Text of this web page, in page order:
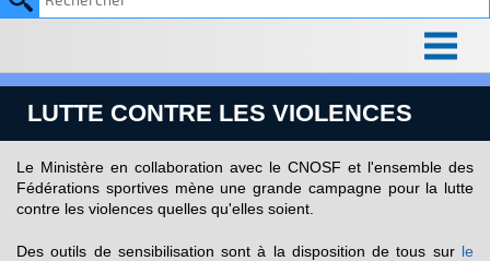
LUTTE CONTRE LES VIOLENCES
Le Ministère en collaboration avec le CNOSF et l'ensemble des
Fédérations sportives mène une grande campagne pour la lutte
contre les violences quelles qu'elles soient.
Des outils de sensibilisation sont à la disposition de tous sur le